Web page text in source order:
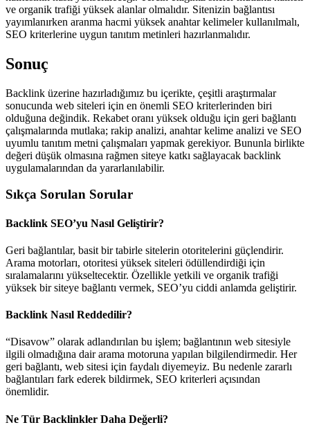
ve organik trafiği yüksek alanlar olmalıdır. Sitenizin bağlantısı
yayımlanırken aranma hacmi yüksek anahtar kelimeler kullanılmalı,
SEO kriterlerine uygun tanıtım metinleri hazırlanmalıdır.
Sonuç
Backlink üzerine hazırladığımız bu içerikte, çeşitli araştırmalar
sonucunda web siteleri için en önemli SEO kriterlerinden biri
olduğuna değindik. Rekabet oranı yüksek olduğu için geri bağlantı
çalışmalarında mutlaka; rakip analizi, anahtar kelime analizi ve SEO
uyumlu tanıtım metni çalışmaları yapmak gerekiyor. Bununla birlikte
değeri düşük olmasına rağmen siteye katkı sağlayacak backlink
uygulamalarından da yararlanılabilir.
Sıkça Sorulan Sorular
Backlink SEO’yu Nasıl Geliştirir?
Geri bağlantılar, basit bir tabirle sitelerin otoritelerini güçlendirir.
Arama motorları, otoritesi yüksek siteleri ödüllendirdiği için
sıralamalarını yükseltecektir. Özellikle yetkili ve organik trafiği
yüksek bir siteye bağlantı vermek, SEO’yu ciddi anlamda geliştirir.
Backlink Nasıl Reddedilir?
“Disavow” olarak adlandırılan bu işlem; bağlantının web sitesiyle
ilgili olmadığına dair arama motoruna yapılan bilgilendirmedir. Her
geri bağlantı, web sitesi için faydalı diyemeyiz. Bu nedenle zararlı
bağlantıları fark ederek bildirmek, SEO kriterleri açısından
önemlidir.
Ne Tür Backlinkler Daha Değerli?